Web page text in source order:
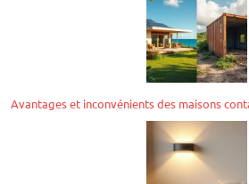
Avantages et inconvénients des maisons